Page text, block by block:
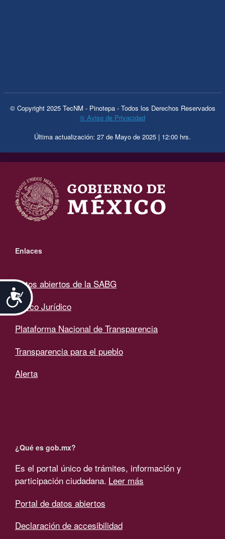
Accesibilidad
© Copyright 2025 TecNM - Pinotepa - Todos los Derechos Reservados
© Aviso de Privacidad
Última actualización: 27 de Mayo de 2025 | 12:00 hrs.
.
Enlaces
Datos abiertos de la SABG
Marco Jurídico
Plataforma Nacional de Transparencia
Transparencia para el pueblo
Alerta
¿Qué es gob.mx?
Es el portal único de trámites, información y
participación ciudadana. Leer más
Portal de datos abiertos
Declaración de accesibilidad